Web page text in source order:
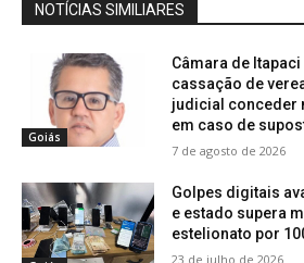
NOTÍCIAS SIMILIARES
Goiás
Câmara de
cassação de
judicial conceder
em caso de
7 de agosto de 2026
Golpes digitais
e estado supera
estelionato por
23 de julho de 2026